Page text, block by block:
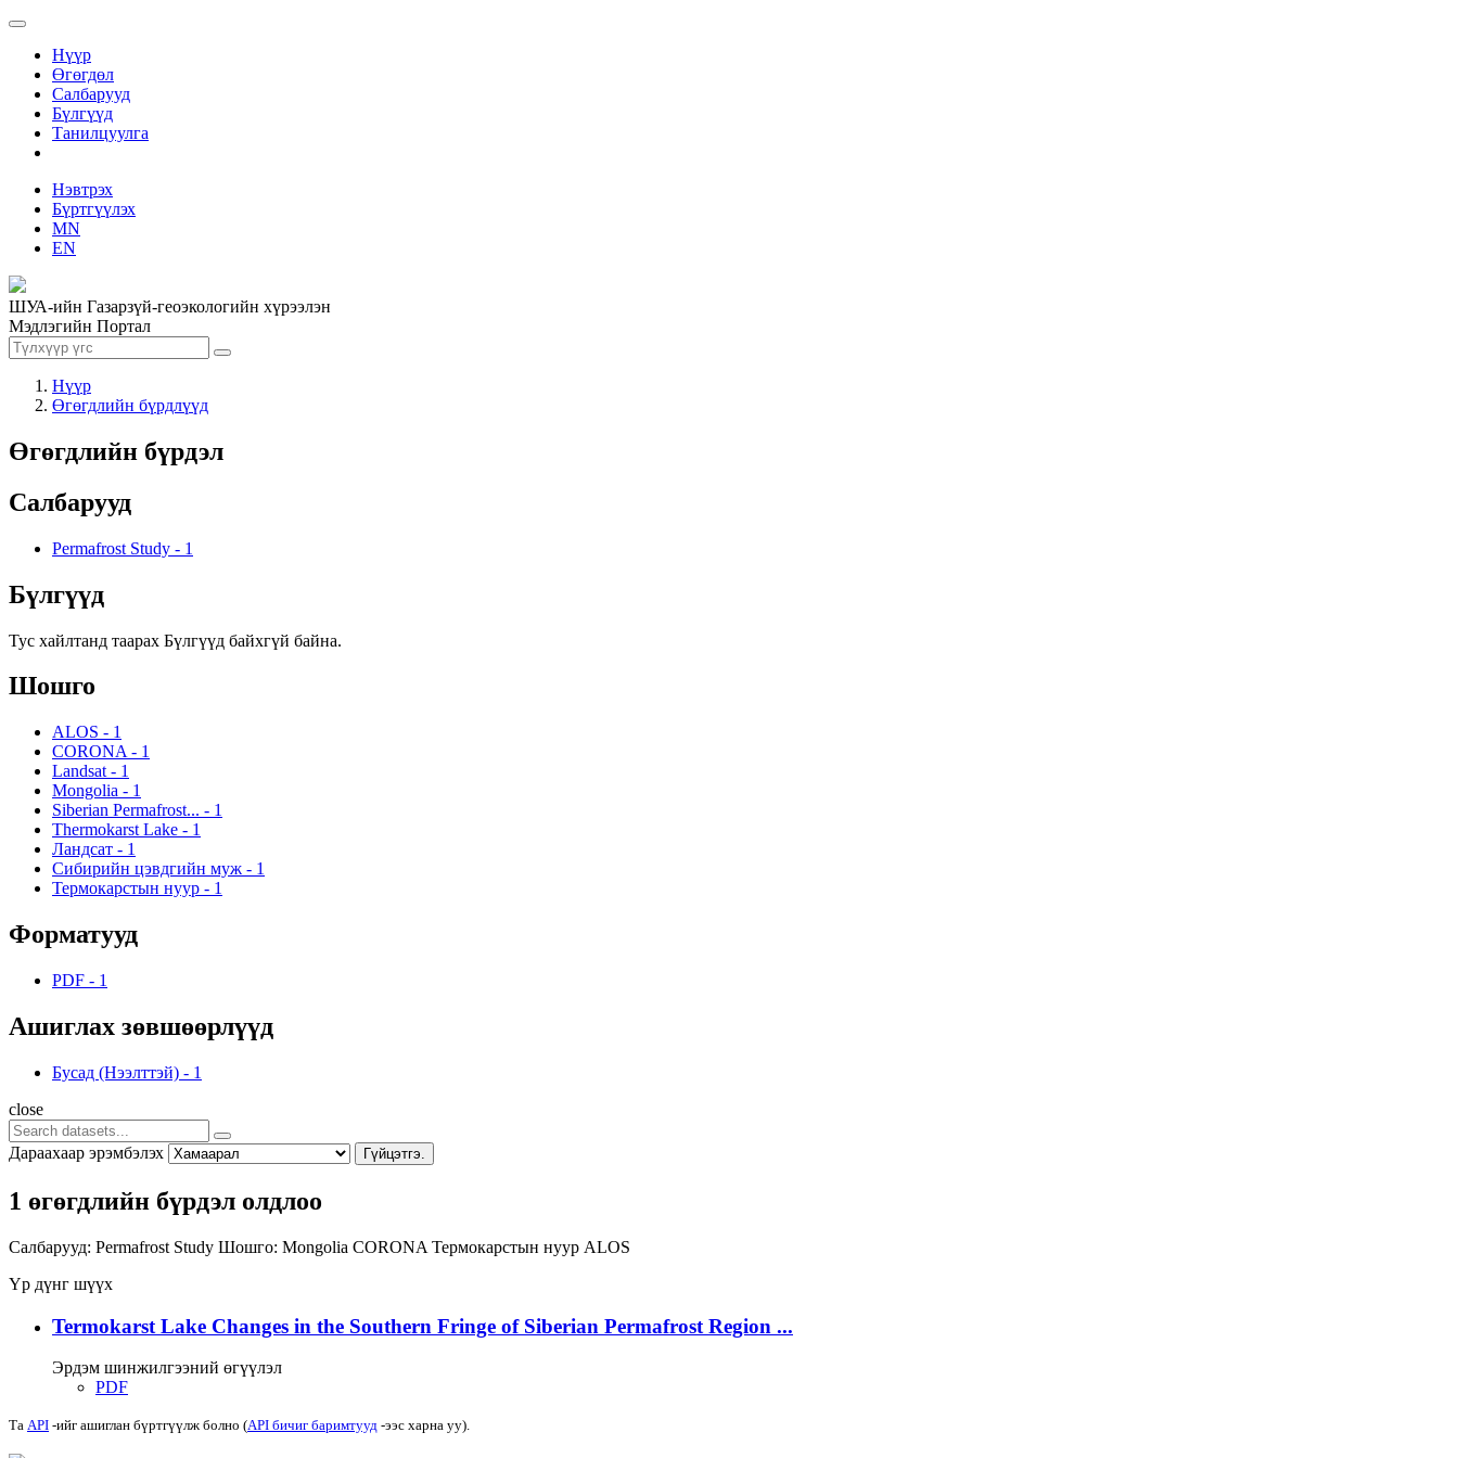
Нүүр
Өгөгдөл
Салбарууд
Бүлгүүд
Танилцуулга
Нэвтрэх
Бүртгүүлэх
MN
EN
ШУА-ийн Газарзүй-геоэкологийн хүрээлэн
Мэдлэгийн Портал
Нүүр
Өгөгдлийн бүрдлүүд
Өгөгдлийн бүрдэл
Салбарууд
Permafrost Study - 1
Бүлгүүд
Тус хайлтанд таарах Бүлгүүд байхгүй байна.
Шошго
ALOS - 1
CORONA - 1
Landsat - 1
Mongolia - 1
Siberian Permafrost... - 1
Thermokarst Lake - 1
Ландсат - 1
Сибирийн цэвдгийн муж - 1
Термокарстын нуур - 1
Форматууд
PDF - 1
Ашиглах зөвшөөрлүүд
Бусад (Нээлттэй) - 1
close
Дараахаар эрэмбэлэх Гүйцэтгэ.
1 өгөгдлийн бүрдэл олдлоо
Салбарууд: Permafrost Study Шошго: Mongolia CORONA Термокарстын нуур ALOS
Үр дүнг шүүх
Termokarst Lake Changes in the Southern Fringe of Siberian Permafrost Region ...
Эрдэм шинжилгээний өгүүлэл
PDF
Та API -ийг ашиглан бүртгүүлж болно (API бичиг баримтууд -ээс харна уу).